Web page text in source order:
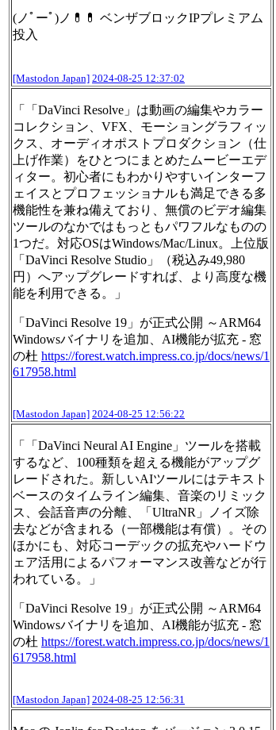
(ノﾟーﾟ)ノ💊💊 ベンザブロックIPプレミアム
投入
[Mastodon Japan] 2024-08-25 12:37:02
「「DaVinci Resolve」は動画の編集やカラー
コレクション、VFX、モーショングラフィッ
クス、オーディオポストプロダクション（仕
上げ作業）をひとつにまとめたムービーエデ
ィター。初心者にもわかりやすいインターフ
ェイスとプロフェッショナルも満足できる多
機能性を兼ね備えており、無償のビデオ編集
ツールのなかではもっともパワフルなものの
1つだ。対応OSはWindows/Mac/Linux。上位版
「DaVinci Resolve Studio」（税込み49,980
円）へアップグレードすれば、より高度な機
能を利用できる。」
「DaVinci Resolve 19」が正式公開 ～ARM64
Windowsバイナリを追加、AI機能が拡充 - 窓
の杜 https://forest.watch.impress.co.jp/docs/news/1
617958.html
[Mastodon Japan] 2024-08-25 12:56:22
「「DaVinci Neural AI Engine」ツールを搭載
するなど、100種類を超える機能がアップグ
レードされた。新しいAIツールにはテキスト
ベースのタイムライン編集、音楽のリミック
ス、会話音声の分離、「UltraNR」ノイズ除
去などが含まれる（一部機能は有償）。その
ほかにも、対応コーデックの拡充やハードウ
ェア活用によるパフォーマンス改善などが行
われている。」
「DaVinci Resolve 19」が正式公開 ～ARM64
Windowsバイナリを追加、AI機能が拡充 - 窓
の杜 https://forest.watch.impress.co.jp/docs/news/1
617958.html
[Mastodon Japan] 2024-08-25 12:56:31